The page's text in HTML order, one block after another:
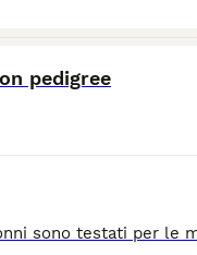
pedigree